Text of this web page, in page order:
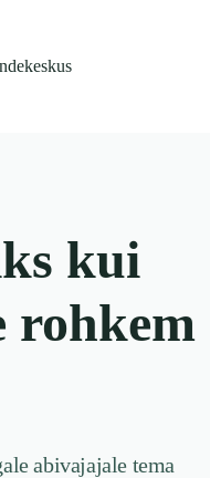
kui
rohkem
abivajajale tema